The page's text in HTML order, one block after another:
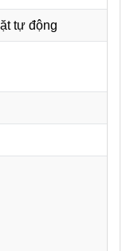
tự động